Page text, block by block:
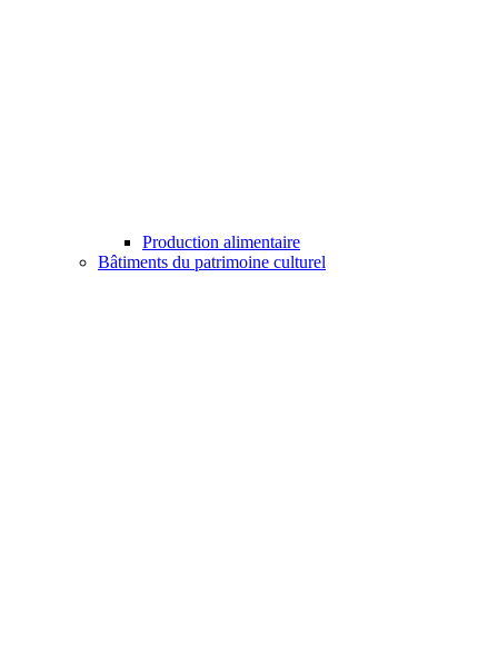
Production alimentaire
Bâtiments du patrimoine culturel